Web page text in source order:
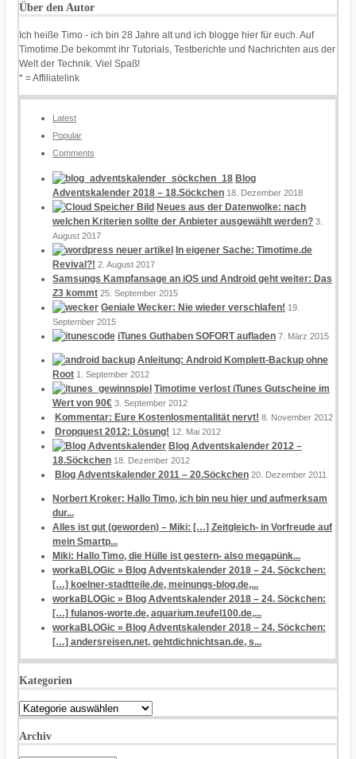
Über den Autor
Ich heiße Timo - ich bin 28 Jahre alt und ich blogge hier für euch. Auf
Timotime.De bekommt ihr Tutorials, Testberichte und Nachrichten aus der
Welt der Technik. Viel Spaß!
* = Affiliatelink
Latest
Popular
Comments
Blog
Adventskalender 2018 – 18.Söckchen 18. Dezember 2018
Neues aus der Datenwolke: nach
welchen Kriterien sollte der Anbieter ausgewählt werden? 3.
August 2017
In eigener Sache: Timotime.de
Revival?! 2. August 2017
Samsungs Kampfansage an iOS und Android geht weiter: Das
Z3 kommt 25. September 2015
Geniale Wecker: Nie wieder verschlafen! 19.
September 2015
iTunes Guthaben SOFORT aufladen 7. März 2015
Anleitung: Android Komplett-Backup ohne
Root 1. September 2012
Timotime verlost iTunes Gutscheine im
Wert von 90€ 3. September 2012
Kommentar: Eure Kostenlosmentalität nervt! 8. November 2012
Dropquest 2012: Lösung! 12. Mai 2012
Blog Adventskalender 2012 –
18.Söckchen 18. Dezember 2012
Blog Adventskalender 2011 – 20.Söckchen 20. Dezember 2011
Norbert Kroker: Hallo Timo, ich bin neu hier und aufmerksam
dur...
Alles ist gut (geworden) – Miki: […] Zeitgleich- in Vorfreude auf
mein Smartp...
Miki: Hallo Timo, die Hülle ist gestern- also megapünk...
workaBLOGic » Blog Adventskalender 2018 – 24. Söckchen:
[…] koelner-stadtteile.de, meinungs-blog.de,...
workaBLOGic » Blog Adventskalender 2018 – 24. Söckchen:
[…] fulanos-worte.de, aquarium.teufel100.de,...
workaBLOGic » Blog Adventskalender 2018 – 24. Söckchen:
[…] andersreisen.net, gehtdichnichtsan.de, s...
Kategorien
Kategorien
Archiv